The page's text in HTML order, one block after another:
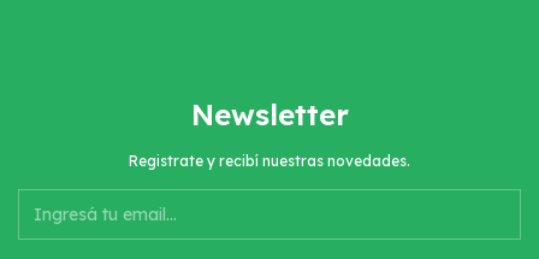
Newsletter
Registrate y recibí nuestras novedades.